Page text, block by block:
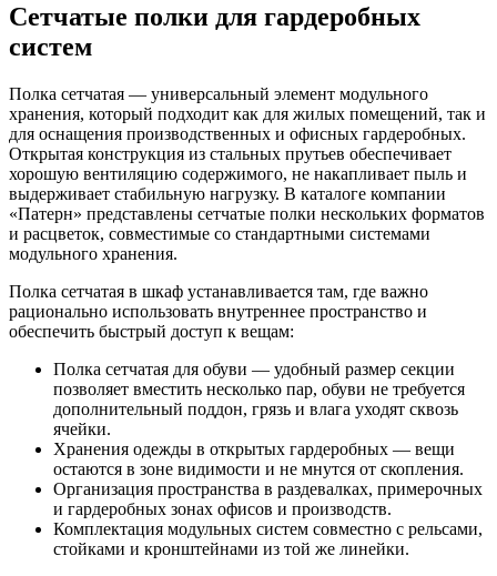
Сетчатые полки для гардеробных
систем
Полка сетчатая — универсальный элемент модульного
хранения, который подходит как для жилых помещений, так и
для оснащения производственных и офисных гардеробных.
Открытая конструкция из стальных прутьев обеспечивает
хорошую вентиляцию содержимого, не накапливает пыль и
выдерживает стабильную нагрузку. В каталоге компании
«Патерн» представлены сетчатые полки нескольких форматов
и расцветок, совместимые со стандартными системами
модульного хранения.
Полка сетчатая в шкаф устанавливается там, где важно
рационально использовать внутреннее пространство и
обеспечить быстрый доступ к вещам:
Полка сетчатая для обуви — удобный размер секции
позволяет вместить несколько пар, обуви не требуется
дополнительный поддон, грязь и влага уходят сквозь
ячейки.
Хранения одежды в открытых гардеробных — вещи
остаются в зоне видимости и не мнутся от скопления.
Организация пространства в раздевалках, примерочных
и гардеробных зонах офисов и производств.
Комплектация модульных систем совместно с рельсами,
стойками и кронштейнами из той же линейки.